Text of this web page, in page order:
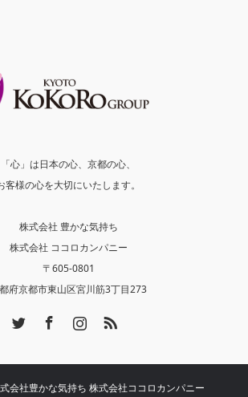
「心」は日本の心、京都の心、
客様の心を大切にいたします。
株式会社 豊かな気持ち
株式会社 ココロカンパニー
〒605-0801
府京都市東山区宮川筋3丁目273
会社豊かな気持ち 株式会社ココロカンパニー